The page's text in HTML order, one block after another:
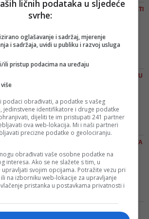
U toku je dokumentovanje
Istočno Sarajevo biti dostavljen
izvještaj o počinjenom krivičnom
Sarajevo
FESTIVAL ULIČNE UMJETNOSTI
Spomen-parku Vraca:
Koncert re...
Prostor na Vracama bit će
MINISTAR MANDIĆ NA MJESTU
netačne informacije o v...
Mandić je istakao kako je sretan
što informacija o navodnom
vandalizmu nije tačna
FOTO/ CENTRALNA PROSLAVA
DANA POBJEDE NAD
FAŠIZMOM
Raif Dizdarević zapalio
Vječnu vatru na Vracama
Uime Vlade KS-a sudionike
manifestacije pozdravio je
ličnih podataka u sljedeće
svrhe:
oglašavanje i sadržaj, mjerenje
i sadržaja, uvidi u publiku i razvoj usluga
ili pristup podacima na uređaju
podaci obrađivati, a podatke s vašeg
jedinstvene identifikatore i druge podatke
dijeliti te im pristupati 241 partner
ova web-lokacija. Mi i naši partneri
precizne podatke o geolociranju.
obrađivati vaše osobne podatke na
interesa. Ako se ne slažete s tim, u
upravljati svojim opcijama. Potražite vezu pri
na izborniku web-lokacije za upravljanje
pristanka u postavkama privatnosti i